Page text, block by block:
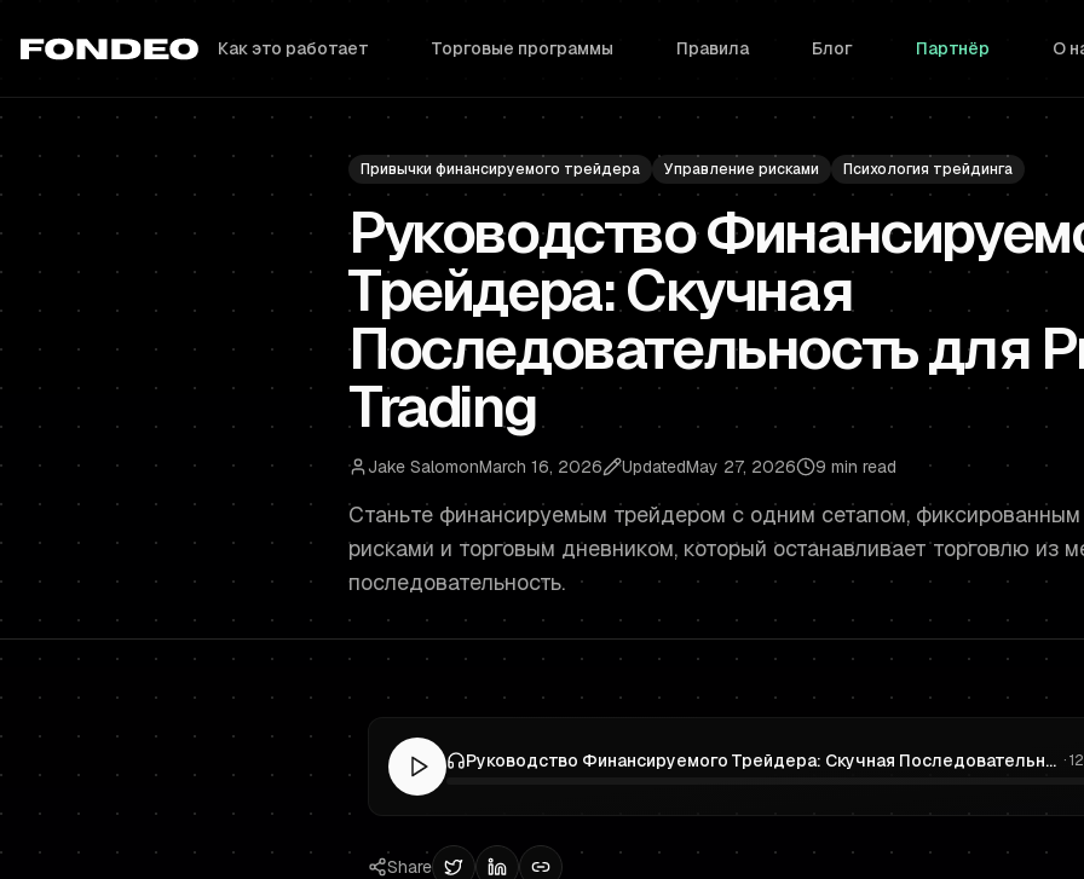
Как это работает Торговые программы Правила Блог Партнёр О
Привычки финансируемого трейдера Управление рисками Психология трейдинга
Руководство
Трейдера: Скучная
Последовательность для
Trading
Jake SalomonMarch 16, 2026 UpdatedMay 27, 2026 9 min read
Станьте финансируемым трейдером с одним сетапом,
рисками и торговым дневником, который останавливает торговлю из
последовательность.
Руководство Финансируемого Трейдера: Скучная Последовательность для Prop Trading ·
Share